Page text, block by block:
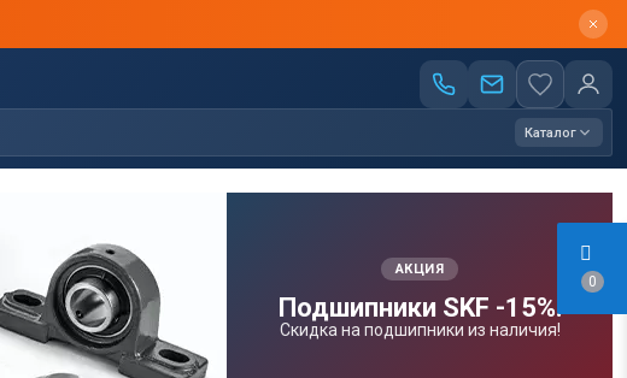
0
Каталог
АКЦИЯ
Подшипники SKF -15%!
Скидка на подшипники из наличия!